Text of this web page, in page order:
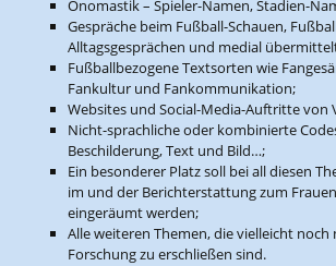
Onomastik – Spieler-Namen, Stadien-
Gespräche beim Fußball-Schauen,
Alltagsgesprächen und medial
Fußballbezogene Textsorten wie
Fankultur und Fankommunikation;
Websites und Social-Media-Auftritte von
Nicht-sprachliche oder kombinierte
Beschilderung, Text und Bild…;
Ein besonderer Platz soll bei all diesen
im und der Berichterstattung zum
eingeräumt werden;
Alle weiteren Themen, die vielleicht noch
Forschung zu erschließen sind.